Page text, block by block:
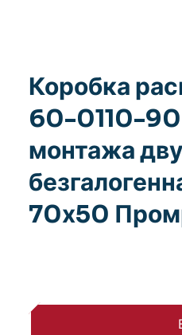
Коробка
60-0110-
монтажа
70х50